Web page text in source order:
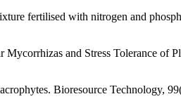
fertilised with nitrogen and
and Stress Tolerance of
Bioresource Technology,